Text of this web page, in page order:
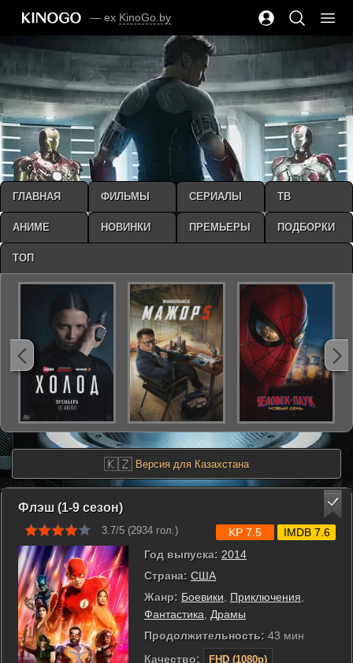
— ex KinoGo.by
🇰🇿 Версия для Казахстана
Флэш (1-9 сезон)
3.7/5 (2934 гол.)
Год выпуска: 2014
Страна: США
Жанр: Боевики Приключения
Фантастика
Драмы
Продолжительность: 43 мин
Качество:
FHD (1080p)
KP 7.5 IMDB 7.6
ГЛАВНАЯ ФИЛЬМЫ СЕРИАЛЫ ТВ
АНИМЕ НОВИНКИ ПРЕМЬЕРЫ ПОДБОРКИ
ТОП